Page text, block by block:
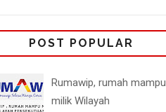
POST POPULAR
Rumawip, rumah mampu
milik Wilayah